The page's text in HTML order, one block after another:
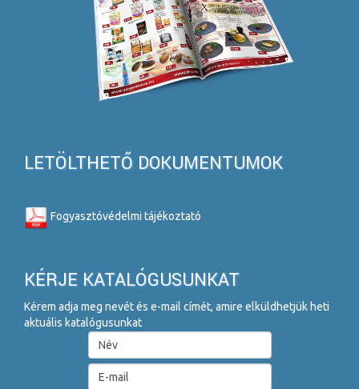
LETÖLTHETŐ DOKUMENTUMOK
Fogyasztóvédelmi tájékoztató
KÉRJE KATALÓGUSUNKAT
Kérem adja meg nevét és e-mail címét, amire elküldhetjük heti
aktuális katalógusunkat